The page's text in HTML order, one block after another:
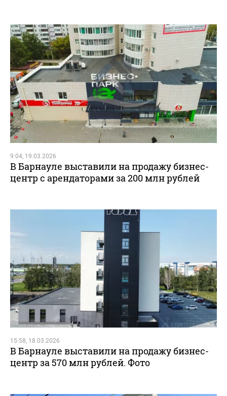
9:04, 19.03.2026
В Барнауле выставили на продажу бизнес-
центр с арендаторами за 200 млн рублей
15:58, 18.03.2026
В Барнауле выставили на продажу бизнес-
центр за 570 млн рублей. Фото